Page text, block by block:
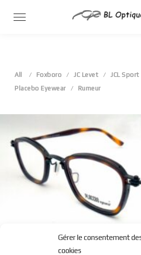
Gérer le consentement
cookies
All Foxboro JC Levet
JCL Sport
Placebo Eyewear
Rumeur
Q1 Titane /